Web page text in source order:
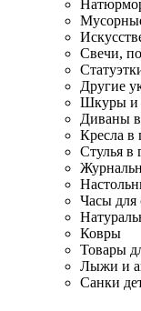
Свечи,
Другие
Шкуры и
Диваны
Кресла в
Стулья в
Часы для
Ковры
Товары
Лыжи и
Санки